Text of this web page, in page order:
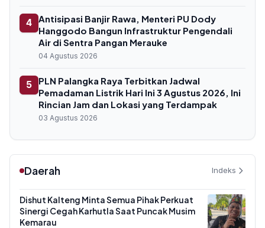
4
Antisipasi Banjir Rawa, Menteri PU Dody
Hanggodo Bangun Infrastruktur Pengendali
Air di Sentra Pangan Merauke
04 Agustus 2026
5
PLN Palangka Raya Terbitkan Jadwal
Pemadaman Listrik Hari Ini 3 Agustus 2026, Ini
Rincian Jam dan Lokasi yang Terdampak
03 Agustus 2026
Daerah Indeks
Dishut Kalteng Minta Semua Pihak Perkuat
Sinergi Cegah Karhutla Saat Puncak Musim
Kemarau